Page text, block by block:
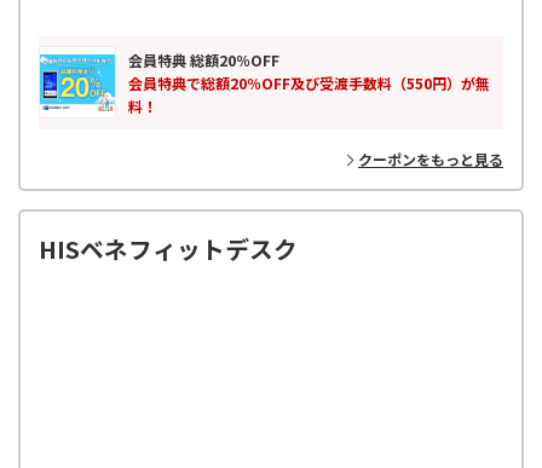
5. 海外200以上の国･地域対応
6. 24時間365日 WiFiサポート
会員特典 総額20％OFF
会員特典で総額20％OFF及び受渡手数料（550円）が無
料！
クーポンをもっと見る
HISベネフィットデスク